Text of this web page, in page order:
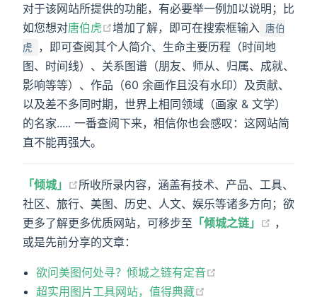
对于该网站所提供的功能，有必要举一例加以说明；比
如您想对唐伯虎 增加了解，即可在搜索框输入
唐伯
虎
，即可查阅其个人简介、生命主要历程（时间地
图、时间线）、关系图谱（朋友、师从、归属、成就、
影响等等）、作品（60 余画作且没有水印）及贡献、
以及差不多同时期，世界上相同领域（画家 & 文学）
的名家..... 一番查阅下来，相信你也会感叹：这网站简
直不能再强大。
「倾城」
所收所录内容，涵盖有技术、产品、工具、
社区、旅行、美图、历史、人文、娱乐等诸多方向；欲
更多了解更多优质网站，可移步至 「倾城之链」
，
或是先前分享的文章：
欲问美图何处寻？倾城之链有定音
超实用图片工具网站，值得典藏